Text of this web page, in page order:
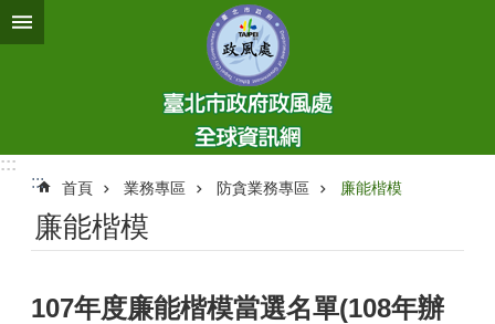
跳到主要內容區塊
:::
:::
首頁 業務專區 防貪業務專區 廉能楷模
廉能楷模
107年度廉能楷模當選名單(108年辦